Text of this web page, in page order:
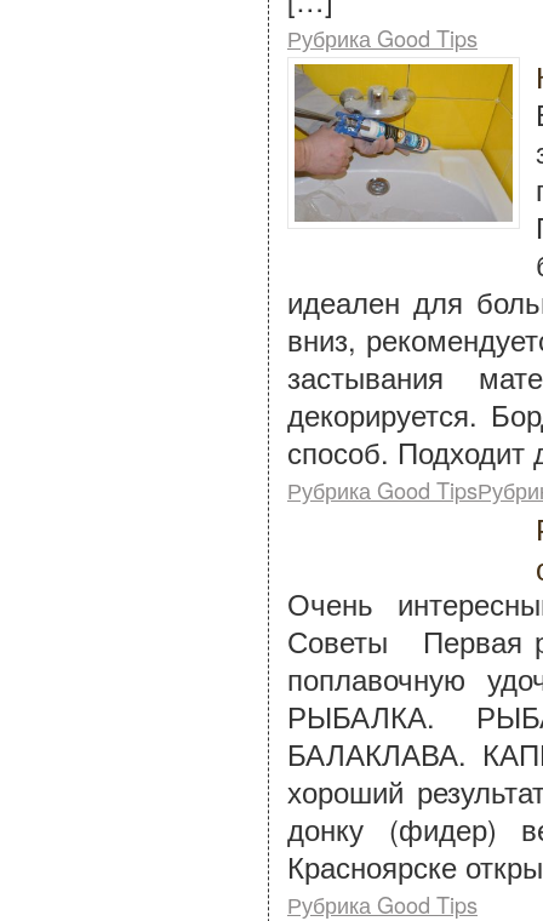
Рубрика Good Tips
идеален для
вниз,
застывания
декорируется.
способ.
Рубрика Good
Очень
Советы Первая
поплавочную
РЫБАЛКА.
БАЛАКЛАВА.
хороший
донку (фидер)
Красноярске
Рубрика Good Tips